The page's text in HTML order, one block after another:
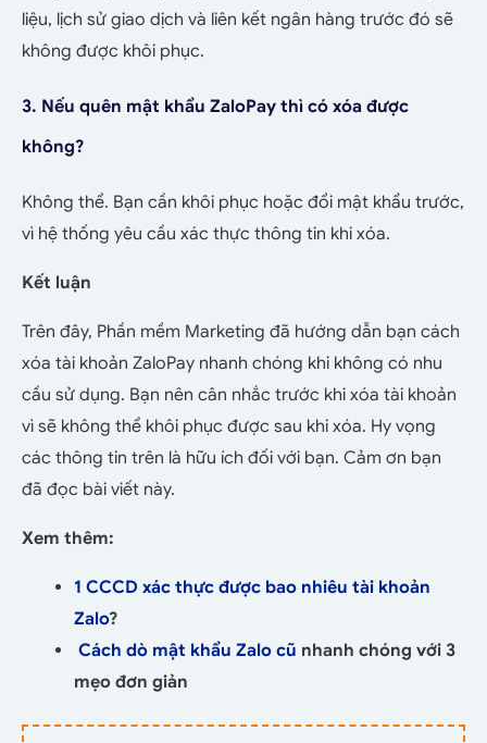
liệu, lịch sử giao dịch và liên kết ngân hàng trước đó sẽ
không được khôi phục.
3. Nếu quên mật khẩu ZaloPay thì có xóa được
không?
Không thể. Bạn cần khôi phục hoặc đổi mật khẩu trước,
vì hệ thống yêu cầu xác thực thông tin khi xóa.
Kết luận
Trên đây, Phần mềm Marketing đã hướng dẫn bạn cách
xóa tài khoản ZaloPay nhanh chóng khi không có nhu
cầu sử dụng. Bạn nên cân nhắc trước khi xóa tài khoản
vì sẽ không thể khôi phục được sau khi xóa. Hy vọng
các thông tin trên là hữu ích đối với bạn. Cảm ơn bạn
đã đọc bài viết này.
Xem thêm:
1 CCCD xác thực được bao nhiêu tài khoản
Zalo?
Cách dò mật khẩu Zalo cũ nhanh chóng với 3
mẹo đơn giản